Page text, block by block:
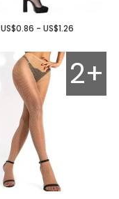
US$0.86 - US$1.26
2+